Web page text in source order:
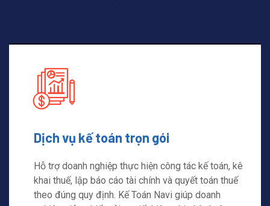
Dịch vụ kế toán trọn gói
Hỗ trợ doanh nghiệp thực hiện công tác kế toán, kê
khai thuế, lập báo cáo tài chính và quyết toán thuế
theo đúng quy định. Kế Toán Navi giúp doanh